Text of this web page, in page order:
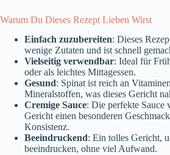
Warum Du Dieses Rezept Lieben Wirst
Einfach zuzubereiten: Dieses
wenige Zutaten und ist schnell
Vielseitig verwendbar: Ideal für
oder als leichtes Mittagessen.
Gesund: Spinat ist reich an
Mineralstoffen, was dieses Gericht
Cremige Sauce: Die perfekte Sauce
Gericht einen besonderen
Konsistenz.
Beeindruckend: Ein tolles Gericht,
beeindrucken, ohne viel Aufwand.